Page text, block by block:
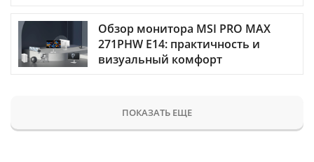
Обзор монитора MSI PRO MAX
271PHW E14: практичность и
визуальный комфорт
ПОКАЗАТЬ ЕЩЕ